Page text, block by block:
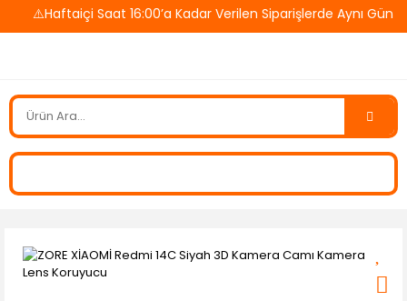
⚠️Haftaiçi Saat 16:00’a Kadar Verilen Siparişlerde Aynı Gün